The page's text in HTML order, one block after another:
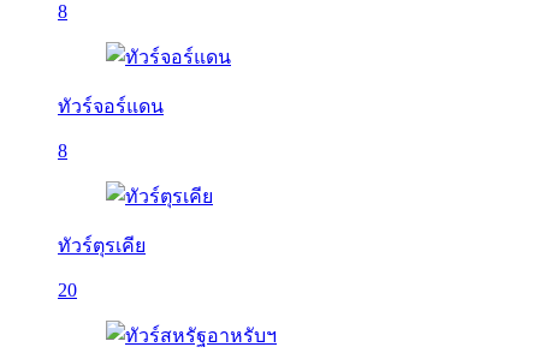
8
ทัวร์จอร์แดน
8
ทัวร์ตุรเคีย
20